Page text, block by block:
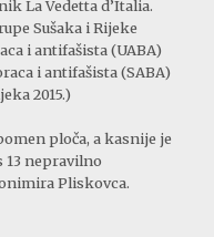
La Vedetta d’Italia.
Sušaka i Rijeke
i antifašista (UABA)
i antifašista (SABA)
2015.)
ploča, a kasnije je
13 nepravilno
Pliskovca.